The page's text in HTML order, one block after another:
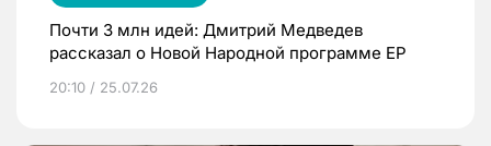
Почти 3 млн идей: Дмитрий Медведев
рассказал о Новой Народной программе ЕР
20:10 / 25.07.26